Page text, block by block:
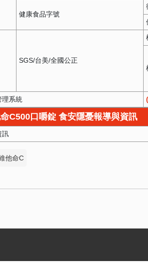
健康食品字號
SGS/台美/全國公正
理系統
C500口嚼錠 食安隱憂報導與資訊
訊
他命C